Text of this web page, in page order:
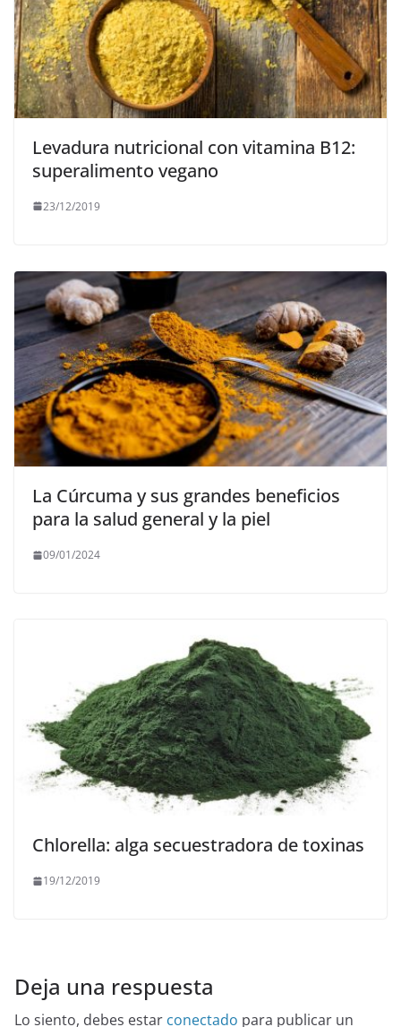
Levadura nutricional con vitamina B12:
superalimento vegano
23/12/2019
La Cúrcuma y sus grandes beneficios
para la salud general y la piel
09/01/2024
Chlorella: alga secuestradora de toxinas
19/12/2019
Deja una respuesta
Lo siento, debes estar conectado para publicar un